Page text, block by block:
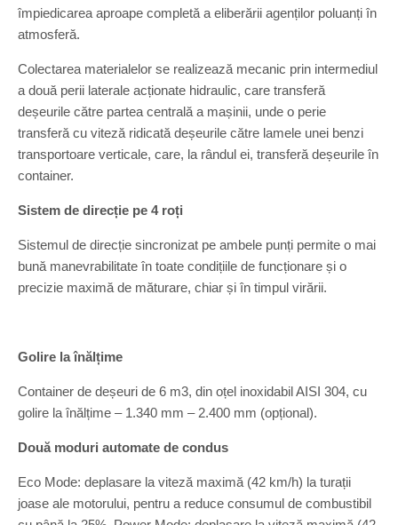
împiedicarea aproape completă a eliberării agenților poluanți în
atmosferă.
Colectarea materialelor se realizează mecanic prin intermediul
a două perii laterale acționate hidraulic, care transferă
deșeurile către partea centrală a mașinii, unde o perie
transferă cu viteză ridicată deșeurile către lamele unei benzi
transportoare verticale, care, la rândul ei, transferă deșeurile în
container.
Sistem de direcție pe 4 roți
Sistemul de direcție sincronizat pe ambele punți permite o mai
bună manevrabilitate în toate condițiile de funcționare și o
precizie maximă de măturare, chiar și în timpul virării.
Golire la înălțime
Container de deșeuri de 6 m3, din oțel inoxidabil AISI 304, cu
golire la înălțime – 1.340 mm – 2.400 mm (opțional).
Două moduri automate de condus
Eco Mode: deplasare la viteză maximă (42 km/h) la turații
joase ale motorului, pentru a reduce consumul de combustibil